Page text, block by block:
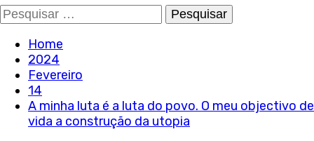
Pesquisar
por:
Home
2024
Fevereiro
14
A minha luta é a luta do povo. O meu objectivo de
vida a construção da utopia